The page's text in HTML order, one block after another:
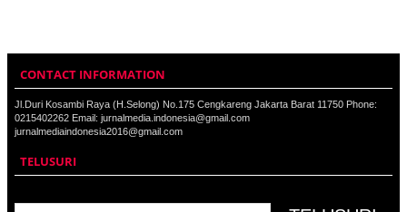
CONTACT INFORMATION
Jl.Duri Kosambi Raya (H.Selong) No.175 Cengkareng Jakarta Barat 11750 Phone:
0215402262 Email: jurnalmedia.indonesia@gmail.com
jurnalmediaindonesia2016@gmail.com
TELUSURI